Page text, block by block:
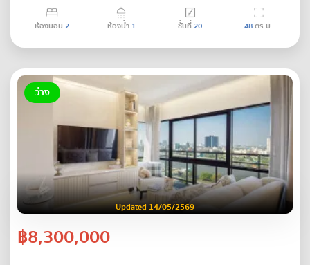
ห้องนอน 2 ห้องน้ำ 1 ชั้นที่20 48ตร.ม.
ว่าง
Updated 14/05/2569
฿8,300,000